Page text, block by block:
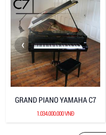
GRAND PIANO YAMAHA C7
1.034.000.000 VNĐ
‹